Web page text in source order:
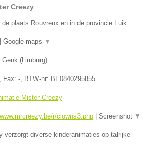
Creezy
de plaats Rouvreux en in de provincie Luik.
Google maps ▼
Genk (Limburg)
, Fax: -, BTW-nr: BE0840295855
Mister Creezy
r/clowns3.php Screenshot ▼
verzorgt diverse kinderanimaties op talrijke